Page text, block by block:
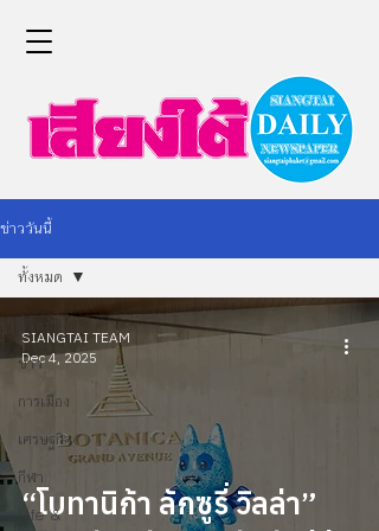
ข่าววันนี้
ข่าว
การเมือง
เศรษฐกิจ
กีฬา
Life &
ทั้งหมด
“โบทานิก้า ลักซูรี่ วิลล่า”
SIANGTAI TEAM
Dec 4, 2025